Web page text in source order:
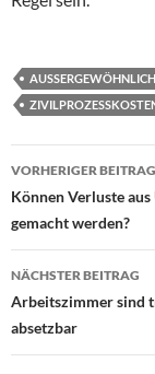
AUSSERGEWÖHNLICHE
VORHERIGER BEITRAG
Können Verluste
gemacht werden?
NÄCHSTER BEITRAG
Arbeitszimmer sind
absetzbar